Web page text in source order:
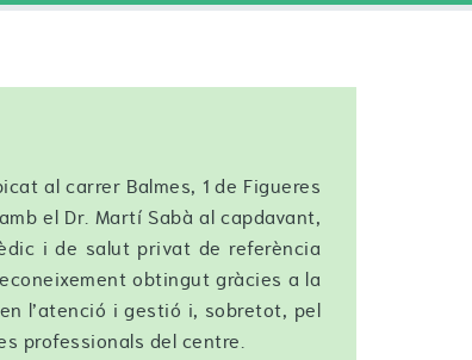
al carrer Balmes, 1 de Figueres
el Dr. Martí Sabà al capdavant,
i de salut privat de referència
obtingut gràcies a la
l’atenció i gestió i, sobretot, pel
professionals del centre.